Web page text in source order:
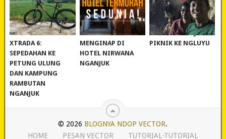
REVIEW POLYGON
XTRADA 6:
SEPEDAHAN KE
PETUNG ULUNG
DAN KAMPUNG
RAMBUTAN
NGANJUK
MURAH BANGET!
MENGINAP DI
HOTEL NIRWANA
NGANJUK
WISATA NGANJUK:
PIKNIK KE NGLUYU
© 2026 BLOGNYA NDOP VECTOR.
HOME
PESAN VECTOR TUTORIAL-TUTORIAL